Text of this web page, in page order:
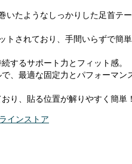
いたようなしっかりした足首テ
トされており、手間いらずで簡
するサポート力とフィット感。
、最適な固定力とパフォーマン
り、貼る位置が解りやすく簡単
インストア